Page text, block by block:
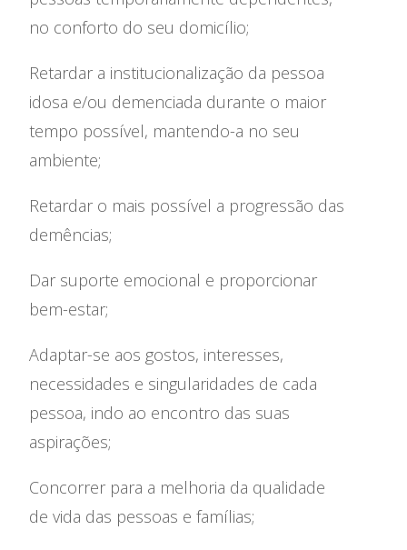
no conforto do seu domicílio;
Retardar a institucionalização da pessoa
idosa e/ou demenciada durante o maior
tempo possível, mantendo-a no seu
ambiente;
Retardar o mais possível a progressão das
demências;
Dar suporte emocional e proporcionar
bem-estar;
Adaptar-se aos gostos, interesses,
necessidades e singularidades de cada
pessoa, indo ao encontro das suas
aspirações;
Concorrer para a melhoria da qualidade
de vida das pessoas e famílias;